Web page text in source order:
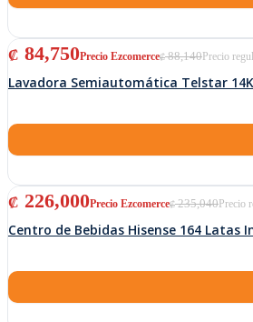
₡88,140
El precio original era: ₡ 88,140.
₡ 84,750
El precio actual es: ₡ 84,750.
Lavadora Semiautomática Telstar
₡235,040
El precio original era: ₡ 235,040.
₡ 226,000
El precio actual es: ₡ 226,000.
Centro de Bebidas Hisense 164 Latas